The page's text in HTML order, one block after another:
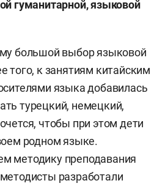
гуманитарной,языковой
большой выбор языковой
того, к занятиям китайским
языка добавилась
турецкий, немецкий,
чтобы при этом дети
родном языке.
методику преподавания
разработали